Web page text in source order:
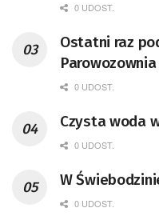
0 UDOST.
Ostatni raz
remont
0 UDOST.
Czysta woda
0 UDOST.
W
0 UDOST.